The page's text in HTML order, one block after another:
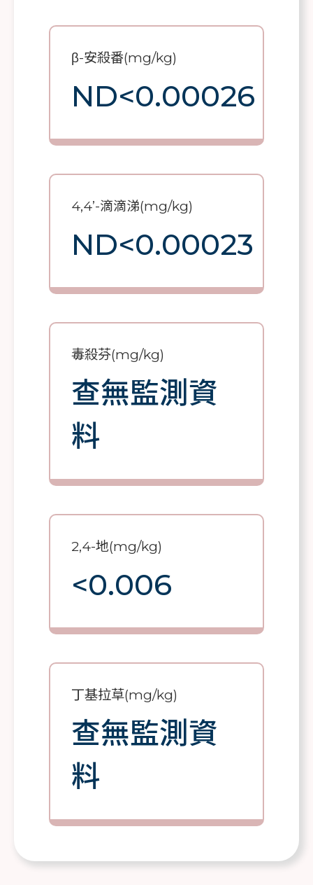
β-安殺番(mg/kg)
ND<0.00026
4,4’-滴滴涕(mg/kg)
ND<0.00023
毒殺芬(mg/kg)
查無監測資
料
2,4-地(mg/kg)
<0.006
丁基拉草(mg/kg)
查無監測資
料